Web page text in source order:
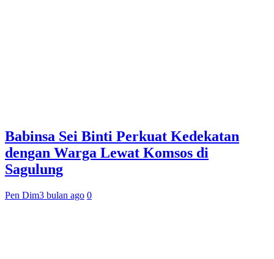
Babinsa Sei Binti Perkuat Kedekatan
dengan Warga Lewat Komsos di
Sagulung
Pen Dim3 bulan ago 0